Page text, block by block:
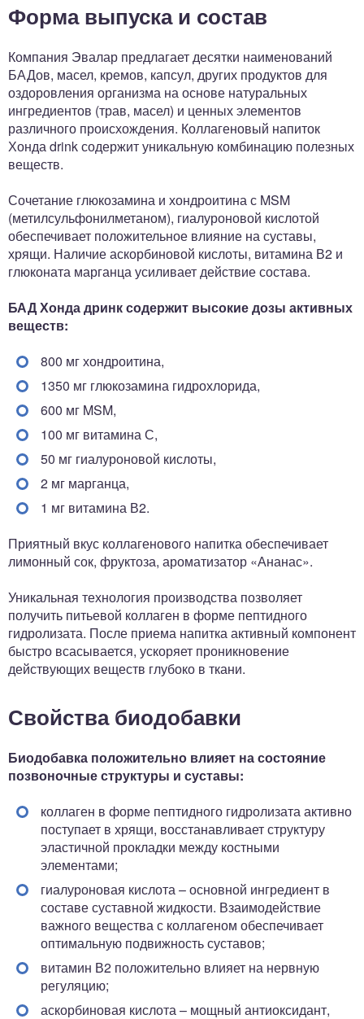
Форма выпуска и состав
Компания Эвалар предлагает десятки наименований
БАДов, масел, кремов, капсул, других продуктов для
оздоровления организма на основе натуральных
ингредиентов (трав, масел) и ценных элементов
различного происхождения. Коллагеновый напиток
Хонда drink содержит уникальную комбинацию полезных
веществ.
Сочетание глюкозамина и хондроитина с MSM
(метилсульфонилметаном), гиалуроновой кислотой
обеспечивает положительное влияние на суставы,
хрящи. Наличие аскорбиновой кислоты, витамина В2 и
глюконата марганца усиливает действие состава.
БАД Хонда дринк содержит высокие дозы активных
веществ:
800 мг хондроитина,
1350 мг глюкозамина гидрохлорида,
600 мг MSM,
100 мг витамина С,
50 мг гиалуроновой кислоты,
2 мг марганца,
1 мг витамина В2.
Приятный вкус коллагенового напитка обеспечивает
лимонный сок, фруктоза, ароматизатор «Ананас».
Уникальная технология производства позволяет
получить питьевой коллаген в форме пептидного
гидролизата. После приема напитка активный компонент
быстро всасывается, ускоряет проникновение
действующих веществ глубоко в ткани.
Свойства биодобавки
Биодобавка положительно влияет на состояние
позвоночные структуры и суставы:
коллаген в форме пептидного гидролизата активно
поступает в хрящи, восстанавливает структуру
эластичной прокладки между костными
элементами;
гиалуроновая кислота – основной ингредиент в
составе суставной жидкости. Взаимодействие
важного вещества с коллагеном обеспечивает
оптимальную подвижность суставов;
витамин В2 положительно влияет на нервную
регуляцию;
аскорбиновая кислота – мощный антиоксидант,